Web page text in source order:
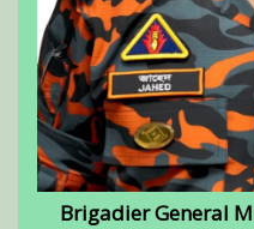
Brigadier General